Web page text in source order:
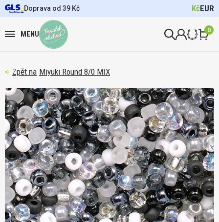
Doprava od 39 Kč KčEUR
MENU 0
Miyuki Round 8/0 MIX